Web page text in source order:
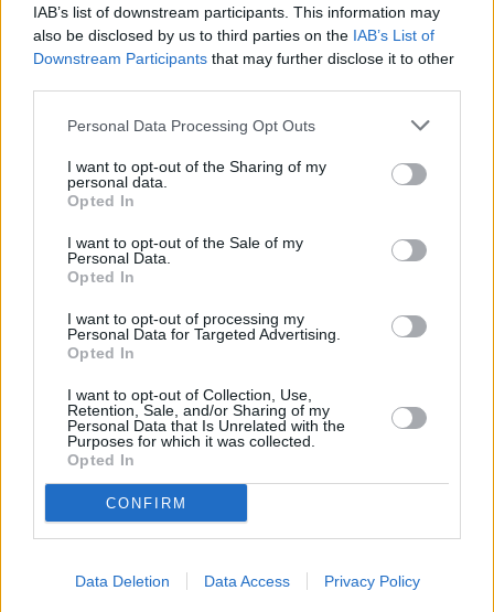
IAB’s list of downstream participants. This information may
also be disclosed by us to third parties on the IAB’s List of
Downstream Participants that may further disclose it to other
Personal Data Processing Opt Outs
I want to opt-out of the Sharing of my
personal data.
Opted In
I want to opt-out of the Sale of my
Personal Data.
Opted In
I want to opt-out of processing my
Personal Data for Targeted Advertising.
Opted In
I want to opt-out of Collection, Use,
Retention, Sale, and/or Sharing of my
Personal Data that Is Unrelated with the
Purposes for which it was collected.
Opted In
CONFIRM
Data Deletion Data Access Privacy Policy
Escribir un comentario
JComments
PUBLICIDAD